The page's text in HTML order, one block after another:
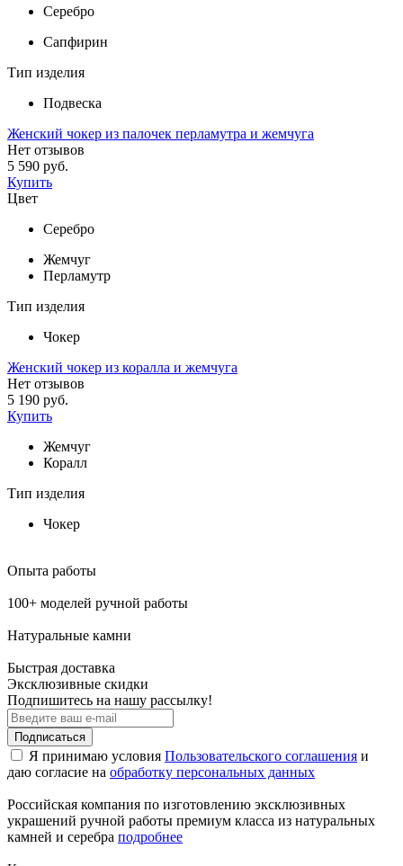
Серебро
Сапфирин
Тип изделия
Подвеска
Женский чокер из палочек перламутра и жемчуга
Нет отзывов
5 590 руб.
Купить
Цвет
Серебро
Жемчуг
Перламутр
Тип изделия
Чокер
Женский чокер из коралла и жемчуга
Нет отзывов
5 190 руб.
Купить
Жемчуг
Коралл
Тип изделия
Чокер
Опыта работы
100+ моделей ручной работы
Натуральные камни
Быстрая доставка
Эксклюзивные скидки
Подпишитесь на нашу рассылку!
Подписаться
Я принимаю условия Пользовательского соглашения и
даю согласие на обработку персональных данных
Российская компания по изготовлению эксклюзивных
украшений ручной работы премиум класса из натуральных
камней и серебра подробнее